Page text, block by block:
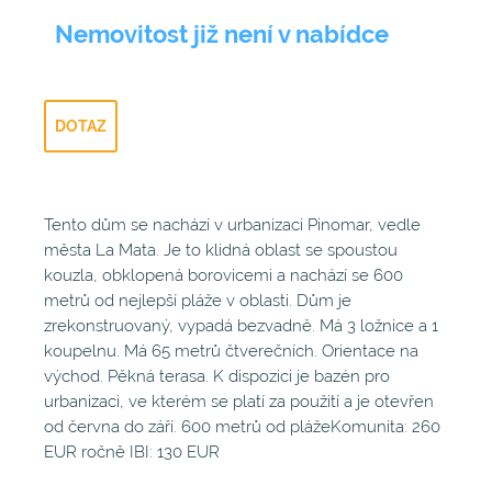
Nemovitost již není v nabídce
DOTAZ
Tento dům se nachází v urbanizaci Pinomar, vedle
města La Mata. Je to klidná oblast se spoustou
kouzla, obklopená borovicemi a nachází se 600
metrů od nejlepší pláže v oblasti. Dům je
zrekonstruovaný, vypadá bezvadně. Má 3 ložnice a 1
koupelnu. Má 65 metrů čtverečních. Orientace na
východ. Pěkná terasa. K dispozici je bazén pro
urbanizaci, ve kterém se platí za použití a je otevřen
od června do září. 600 metrů od plážeKomunita: 260
EUR ročně IBI: 130 EUR